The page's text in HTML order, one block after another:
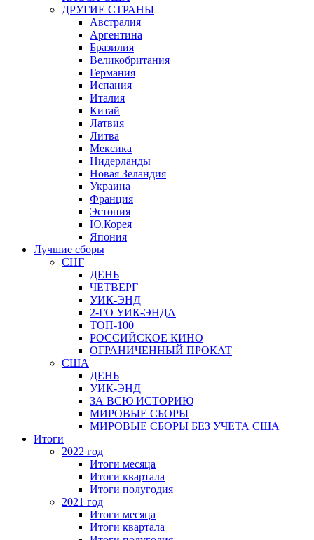
ДРУГИЕ СТРАНЫ
Австралия
Аргентина
Бразилия
Великобритания
Германия
Испания
Италия
Китай
Латвия
Литва
Мексика
Нидерланды
Новая Зеландия
Украина
Франция
Эстония
Ю.Корея
Япония
Лучшие сборы
СНГ
ДЕНЬ
ЧЕТВЕРГ
УИК-ЭНД
2-ГО УИК-ЭНДА
ТОП-100
РОССИЙСКОЕ КИНО
ОГРАНИЧЕННЫЙ ПРОКАТ
США
ДЕНЬ
УИК-ЭНД
ЗА ВСЮ ИСТОРИЮ
МИРОВЫЕ СБОРЫ
МИРОВЫЕ СБОРЫ БЕЗ УЧЕТА США
Итоги
2022 год
Итоги месяца
Итоги квартала
Итоги полугодия
2021 год
Итоги месяца
Итоги квартала